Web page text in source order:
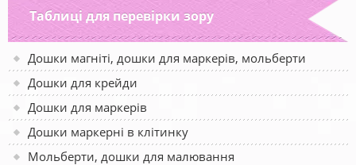
Таблиці для перевірки зору
Дошки магніті, дошки для маркерів, мольберти
Дошки для крейди
Дошки для маркерів
Дошки маркерні в клітинку
Мольберти, дошки для малювання